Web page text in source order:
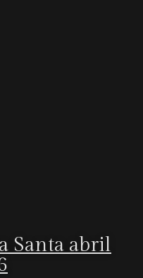
Santa abril